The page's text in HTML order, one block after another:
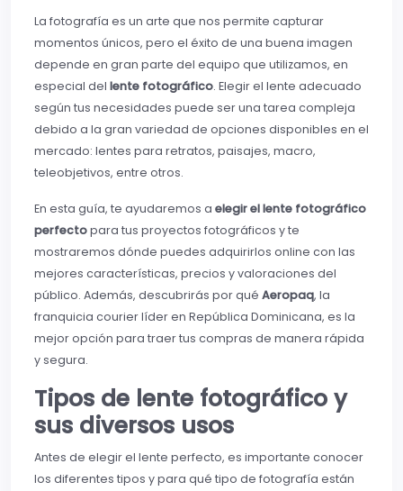
La fotografía es un arte que nos permite capturar
momentos únicos, pero el éxito de una buena imagen
depende en gran parte del equipo que utilizamos, en
especial del lente fotográfico. Elegir el lente adecuado
según tus necesidades puede ser una tarea compleja
debido a la gran variedad de opciones disponibles en el
mercado: lentes para retratos, paisajes, macro,
teleobjetivos, entre otros.
En esta guía, te ayudaremos a elegir el lente fotográfico
perfectopara tus proyectos fotográficos y te
mostraremos dónde puedes adquirirlos online con las
mejores características, precios y valoraciones del
público. Además, descubrirás por qué Aeropaq, la
franquicia courier líder en República Dominicana, es la
mejor opción para traer tus compras de manera rápida
y segura.
Tipos de lente fotográfico y
sus diversos usos
Antes de elegir el lente perfecto, es importante conocer
los diferentes tipos y para qué tipo de fotografía están